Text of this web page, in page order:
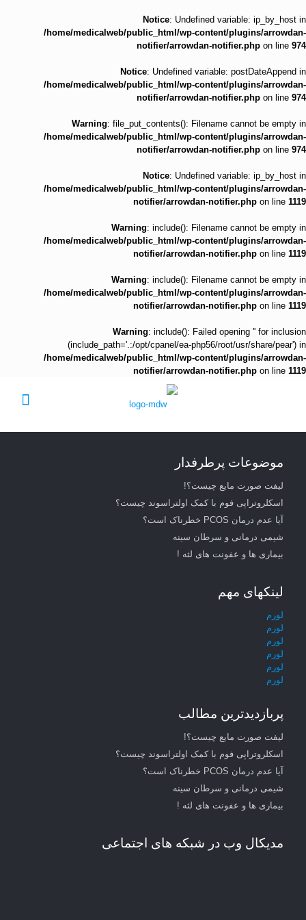
Notice: Undefined variable: ip_by_host in
/home/medicalweb/public_html/wp-content/plugins/arrowdan-
notifier/arrowdan-notifier.php on line 974
Notice: Undefined variable: postDateAppend in
/home/medicalweb/public_html/wp-content/plugins/arrowdan-
notifier/arrowdan-notifier.php on line 974
Warning: file_put_contents(): Filename cannot be empty in
/home/medicalweb/public_html/wp-content/plugins/arrowdan-
notifier/arrowdan-notifier.php on line 974
Notice: Undefined variable: ip_by_host in
/home/medicalweb/public_html/wp-content/plugins/arrowdan-
notifier/arrowdan-notifier.php on line 1119
Warning: include(): Filename cannot be empty in
/home/medicalweb/public_html/wp-content/plugins/arrowdan-
notifier/arrowdan-notifier.php on line 1119
Warning: include(): Filename cannot be empty in
/home/medicalweb/public_html/wp-content/plugins/arrowdan-
notifier/arrowdan-notifier.php on line 1119
Warning: include(): Failed opening '' for inclusion
(include_path='.:/opt/cpanel/ea-php56/root/usr/share/pear') in
/home/medicalweb/public_html/wp-content/plugins/arrowdan-
notifier/arrowdan-notifier.php on line 1119
موضوعات پرطرفدار
لیفت صورت مایع چیست؟!
اسکلروتراپی فوم با کمک اولتراسوند چیست؟
آیا عدم درمان PCOS خطرناک است؟
شیمی درمانی و سرطان سینه
بیماری ها و عفونت های لثه !
لینکهای مهم
لورم
لورم
لورم
لورم
لورم
لورم
پربازدیدترین مطالب
لیفت صورت مایع چیست؟!
اسکلروتراپی فوم با کمک اولتراسوند چیست؟
آیا عدم درمان PCOS خطرناک است؟
شیمی درمانی و سرطان سینه
بیماری ها و عفونت های لثه !
مدیکال وب در شبکه های اجتماعی